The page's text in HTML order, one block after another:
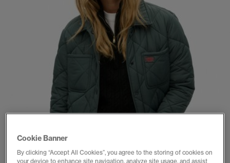
Cookie Banner
By clicking “Accept All Cookies”, you agree to the storing of cookies on
your device to enhance site navigation, analyze site usage, and assist